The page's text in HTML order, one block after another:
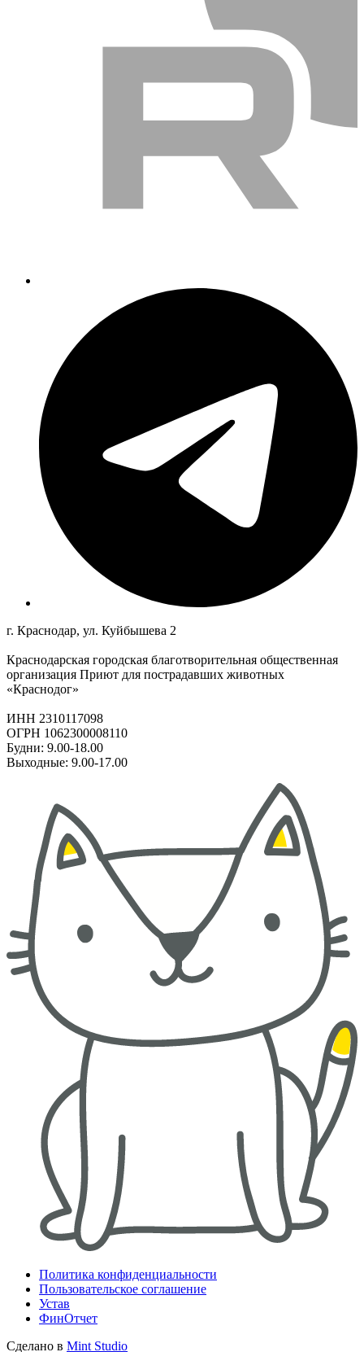
г. Краснодар, ул. Куйбышева 2
Краснодарская городская благотворительная общественная
организация Приют для пострадавших животных
«Краснодог»
ИНН 2310117098
ОГРН 1062300008110
Будни: 9.00-18.00
Выходные: 9.00-17.00
Политика конфиденциальности
Пользовательское соглашение
Устав
ФинОтчет
Сделано в Mint Studio